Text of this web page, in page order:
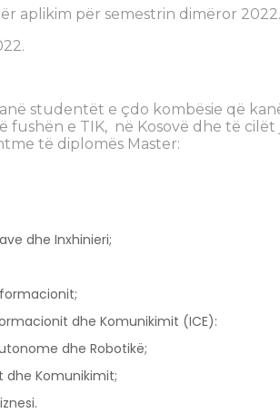
aplikim për semestrin dimëror 2022.
studentët e çdo kombësie që
fushën e TIK, në Kosovë dhe të
të diplomës Master:
dhe Inxhinieri;
dhe Komunikimit (ICE):
dhe Robotikë;
dhe Komunikimit;